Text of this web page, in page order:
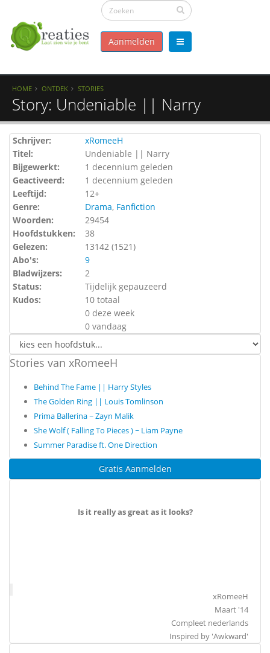
Aanmelden
HOME ONTDEK STORIES
Story: Undeniable || Narry
Schrijver:
xRomeeH
Titel:
Undeniable || Narry
Bijgewerkt:
1 decennium geleden
Geactiveerd:
1 decennium geleden
Leeftijd:
12+
Genre:
Drama, Fanfiction
Woorden:
29454
Hoofdstukken:
38
Gelezen:
13142 (1521)
Abo's:
9
Bladwijzers:
2
Status:
Tijdelijk gepauzeerd
Kudos:
10 totaal
0 deze week
0 vandaag
Stories van xRomeeH
Behind The Fame || Harry Styles
The Golden Ring || Louis Tomlinson
Prima Ballerina ~ Zayn Malik
She Wolf ( Falling To Pieces ) ~ Liam Payne
Summer Paradise ft. One Direction
Gratis Aanmelden
Is it really as great as it looks?
xRomeeH
Maart '14
Compleet nederlands
Inspired by 'Awkward'